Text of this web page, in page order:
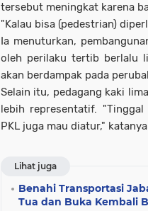
tersebut meningkat karena
"Kalau bisa (pedestrian)
Ia menuturkan,
oleh perilaku tertib berlalu
akan berdampak pada
Selain itu, pedagang kaki
lebih representatif.
PKL juga mau diatur,"
Lihat juga
Benahi Transportasi
Tua dan Buka Kembali